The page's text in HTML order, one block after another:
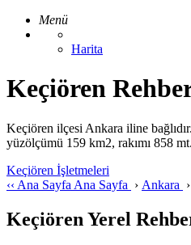
Menü
Harita
Keçiören
Keçiören ilçesi Ankara iline
yüzölçümü 159 km2, rakımı 858
Keçiören İşletmeleri
‹‹ Ana Sayfa Ana Sayfa › Ankara ›
Keçiören Yerel